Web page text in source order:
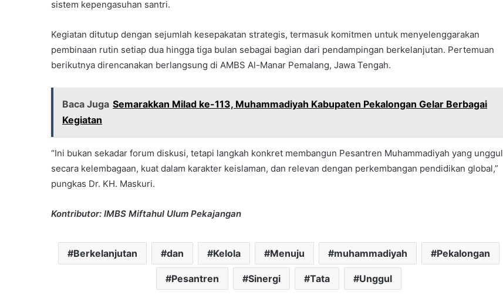
sistem kepengasuhan santri.
Kegiatan ditutup dengan sejumlah kesepakatan strategis, termasuk komitmen untuk menyelenggarakan
pembinaan rutin setiap dua hingga tiga bulan sebagai bagian dari pendampingan berkelanjutan. Pertemuan
berikutnya direncanakan berlangsung di AMBS Al-Manar Pemalang, Jawa Tengah.
Baca Juga Semarakkan Milad ke-113, Muhammadiyah Kabupaten Pekalongan Gelar Berbagai
Kegiatan
“Ini bukan sekadar forum diskusi, tetapi langkah konkret membangun Pesantren Muhammadiyah yang unggul
secara kelembagaan, kuat dalam karakter keislaman, dan relevan dengan perkembangan pendidikan global,”
pungkas Dr. KH. Maskuri.
Kontributor: IMBS Miftahul Ulum Pekajangan
Berkelanjutan dan Kelola Menuju muhammadiyah Pekalongan
Pesantren Sinergi Tata Unggul